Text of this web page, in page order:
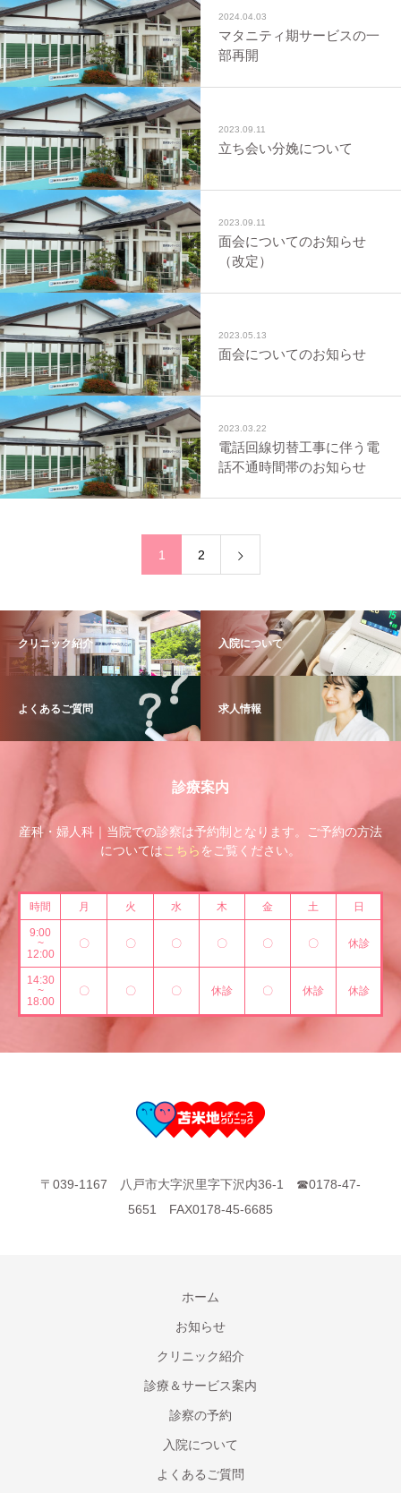
2024.04.03
マタニティ期サービスの一
部再開
2023.09.11
立ち会い分娩について
2023.09.11
面会についてのお知らせ
（改定）
2023.05.13
面会についてのお知らせ
2023.03.22
電話回線切替工事に伴う電
話不通時間帯のお知らせ
1 2
クリニック紹介 入院について
よくあるご質問 求人情報
診療案内
産科・婦人科｜当院での診察は予約制となります。ご予約の方法
については こちら をご覧ください。
時間 月 火 水 木 金 土 日
9:00
~
12:00
〇 〇 〇 〇 〇 〇 休診
14:30
~
18:00
〇 〇 〇 休診 〇 休診 休診
〒039-1167 八戸市大字沢里字下沢内36-1 ☎0178-47-
5651 FAX0178-45-6685
ホーム
お知らせ
クリニック紹介
診療＆サービス案内
診察の予約
入院について
よくあるご質問